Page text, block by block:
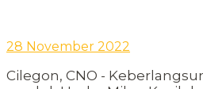
28 November 2022
Cilegon, CNO -